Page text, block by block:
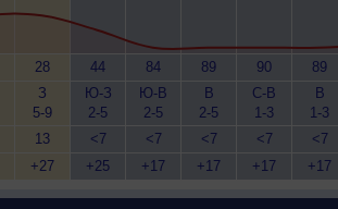
28
З
5-9
13
+27
44
Ю-З
2-5
<7
+25
84
Ю-В
2-5
<7
+17
89
В
2-5
<7
+17
90
С-В
1-3
<7
+17
89
В
1-3
<7
+17